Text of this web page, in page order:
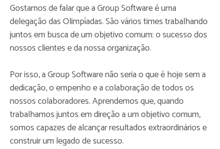
Gostamos de falar que a Group Software é uma
delegação das Olimpíadas. São vários times trabalhando
juntos em busca de um objetivo comum: o sucesso dos
nossos clientes e da nossa organização.
Por isso, a Group Software não seria o que é hoje sem a
dedicação, o empenho e a colaboração de todos os
nossos colaboradores. Aprendemos que, quando
trabalhamos juntos em direção a um objetivo comum,
somos capazes de alcançar resultados extraordinários e
construir um legado de sucesso.